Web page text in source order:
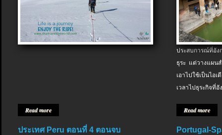
Read more
ประสบการณ์ที่อัง
ธุระ แต่วางแผน
เอาไปใช้เป็นไอ
เวลาไปธุระกิจที่อั
Read more
ประเทศ Peru ตอนที่ 4 ตอนจบ
Portugal-